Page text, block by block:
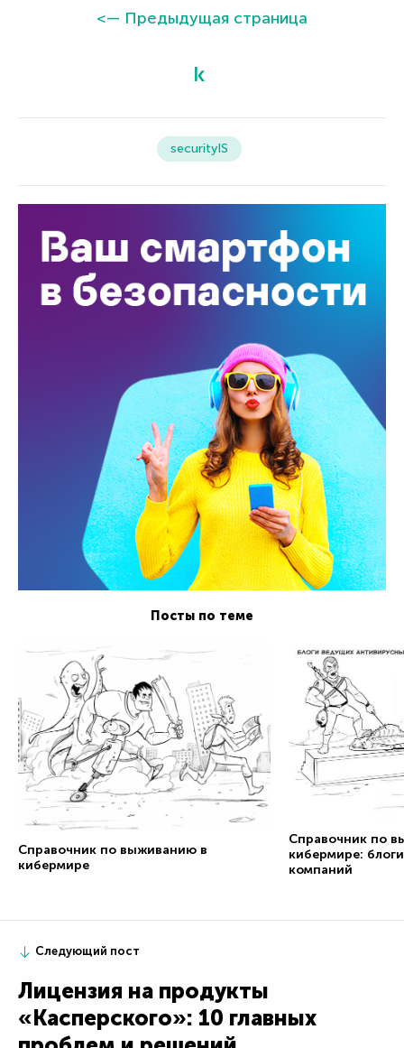
<— Предыдущая страница
securityIS
Посты по теме
Справочник по выживанию в
кибермире
Справочник по
кибермире:
компаний
Следующий пост
Лицензия на продукты
«Касперского»: 10 главных